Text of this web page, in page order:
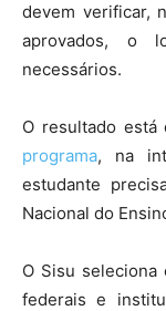
devem verificar,
aprovados, o
necessários.
O resultado está
programa, na
estudante
Nacional do
O Sisu seleciona
federais e